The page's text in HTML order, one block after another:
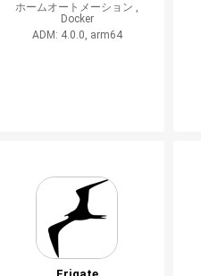
ホームオートメーション ,
Docker
ADM: 4.0.0, arm64